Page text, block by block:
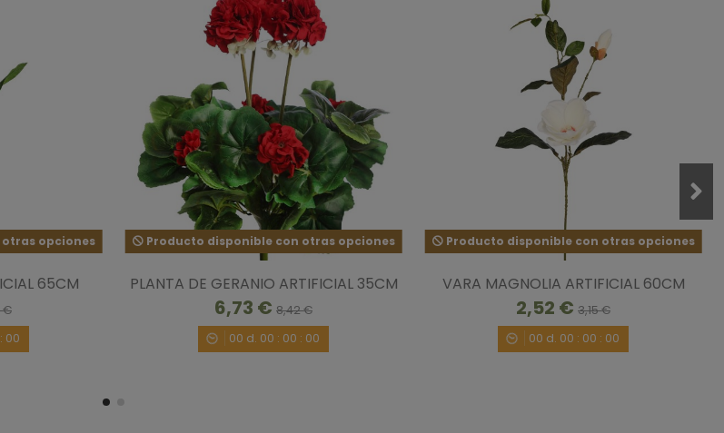
Ordenar las opiniones
Opinión verificada
La planta llego en perfecto estado, aunque por problemas de la agencia tardó mas de las 48 horas,
llegando con retraso y era para regalo. La atención por parte de la tienda fue buena para intentar
Informe
opciones
65CM
€
: 00
Producto disponible con otras opciones
PLANTA DE GERANIO ARTIFICIAL 35CM
6,73 € 8,42 €
00 d. 00 : 00 : 00
Producto disponible con otras opciones
VARA MAGNOLIA ARTIFICIAL 60CM
2,52 € 3,15 €
00 d. 00 : 00 : 00